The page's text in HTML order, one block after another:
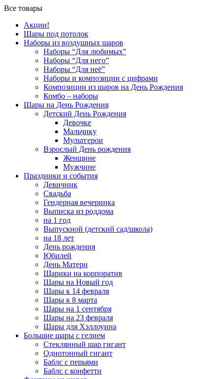
Все товары
Акции!
Шары под потолок
Наборы из воздушных шаров
Наборы “Для любимых”
Наборы “Для него”
Наборы “Для неё”
Наборы и композиции с цифрами
Композиции из шаров на День Рождения
Комбо – наборы
Шары на День Рождения
Детский День Рождения
Девочке
Мальчику
Мультгерои
Взрослый День рождения
Женщине
Мужчине
Праздники и события
Девичник
Свадьба
Гендерная вечеринка
Выписка из роддома
на 1 год
Выпускной (детский сад/школа)
на 18 лет
День рождения
Юбилей
День Матери
Шарики на корпоратив
Шары на Новый год
Шары к 14 февраля
Шары к 8 марта
Шары на 1 сентября
Шары на 23 февраля
Шары для Хэллоуина
Большие шары с гелием
Стеклянный шар гигант
Однотонный гигант
Баблс с перьями
Баблс с конфетти